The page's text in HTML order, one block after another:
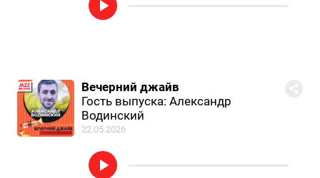
Вечерний джайв
Гость выпуска: Александр
Водинский
22.05.2026